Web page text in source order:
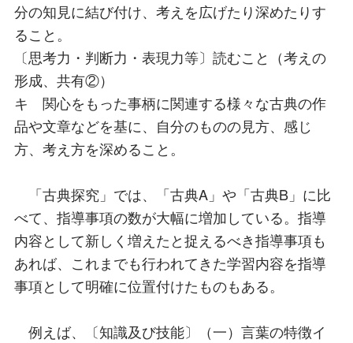
分の知見に結び付け、考えを広げたり深めたりす
ること。
〔思考力・判断力・表現力等〕読むこと（考えの
形成、共有②）
キ 関心をもった事柄に関連する様々な古典の作
品や文章などを基に、自分のものの見方、感じ
方、考え方を深めること。
「古典探究」では、「古典A」や「古典B」に比
べて、指導事項の数が大幅に増加している。指導
内容として新しく増えたと捉えるべき指導事項も
あれば、これまでも行われてきた学習内容を指導
事項として明確に位置付けたものもある。
例えば、〔知識及び技能〕（一）言葉の特徴イ